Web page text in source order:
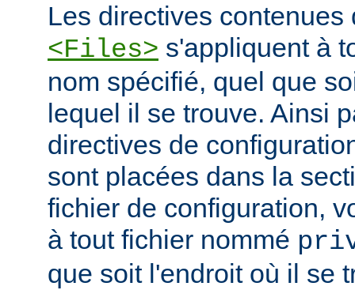
Les directives contenues
<Files> s'appliquent à
nom spécifié, quel que
lequel il se trouve. Ainsi
directives de
sont placées dans la
fichier de configuration,
à tout fichier nommé
que soit l'endroit où il se